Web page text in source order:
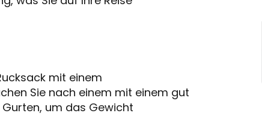
mit einem
Sie nach einem mit einem gut
um das Gewicht